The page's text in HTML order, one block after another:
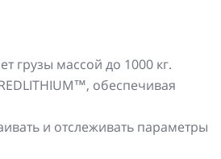
грузы массой до 1000 кг.
обеспечивая
и отслеживать параметры